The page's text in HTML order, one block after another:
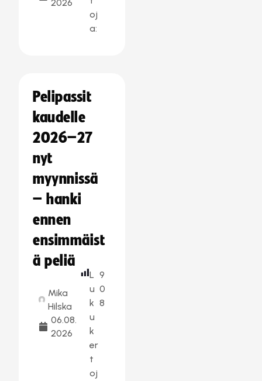
2026
oj
a:
Pelipassit
kaudelle
2026–27
nyt
myynnissä
– hanki
ennen
ensimmäist
ä peliä
Mika
Hilska
06.08.
2026
L
u
k
u
k
er
t
oj
9
0
8